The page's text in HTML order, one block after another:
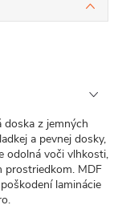
doska z jemných
a pevnej dosky,
odolná voči vlhkosti,
prostriedkom. MDF
laminácie